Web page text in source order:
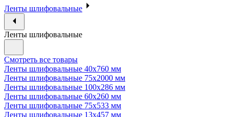
Ленты шлифовальные
Ленты шлифовальные
Смотреть все товары
Ленты шлифовальные 40х760 мм
Ленты шлифовальные 75х2000 мм
Ленты шлифовальные 100х286 мм
Ленты шлифовальные 60х260 мм
Ленты шлифовальные 75х533 мм
Ленты шлифовальные 13х457 мм